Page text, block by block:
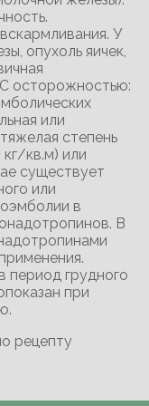
У
опухоль яичек,
С осторожностью:
или
степень
кв.м) или
существует
или
в
В
период грудного
при
рецепту